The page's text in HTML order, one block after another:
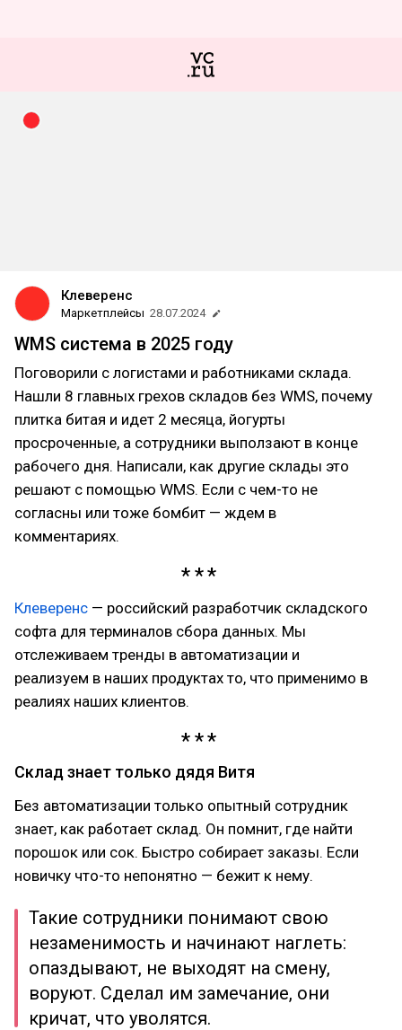
Клеверенс
Маркетплейсы 28.07.2024
WMS система в 2025 году
Поговорили с логистами и работниками склада.
Нашли 8 главных грехов складов без WMS, почему
плитка битая и идет 2 месяца, йогурты
просроченные, а сотрудники выползают в конце
рабочего дня. Написали, как другие склады это
решают с помощью WMS. Если с чем-то не
согласны или тоже бомбит — ждем в
комментариях.
Клеверенс — российский разработчик складского
софта для терминалов сбора данных. Мы
отслеживаем тренды в автоматизации и
реализуем в наших продуктах то, что применимо в
реалиях наших клиентов.
Склад знает только дядя Витя
Без автоматизации только опытный сотрудник
знает, как работает склад. Он помнит, где найти
порошок или сок. Быстро собирает заказы. Если
новичку что-то непонятно — бежит к нему.
Такие сотрудники понимают свою
незаменимость и начинают наглеть:
опаздывают, не выходят на смену,
воруют. Сделал им замечание, они
кричат, что уволятся.